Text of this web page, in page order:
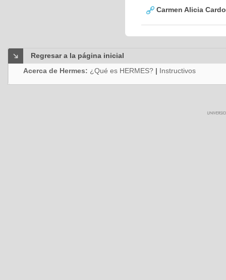
Carmen Alicia
Regresar a la página inicial
Acerca de Hermes: ¿Qué es HERMES? | Instructivos